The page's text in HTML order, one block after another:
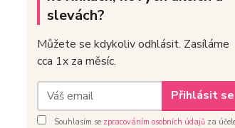
slevách?
Můžete se kdykoliv odhlásit. Zasíláme
cca 1x za měsíc.
Přihlásit se
Souhlasím se zpracováním osobních údajů za